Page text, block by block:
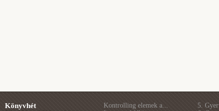
Könyvhét
Kontrolling elemek a...
5.